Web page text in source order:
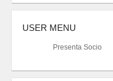
USER MENU
Presenta Socio